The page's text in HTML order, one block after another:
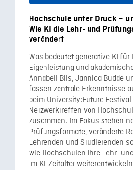
Hochschule unter Druck –
Wie KI die Lehr- und
verändert
Was bedeutet generative KI für
Eigenleistung und
Annabell Bils, Jannica Budde
fassen zentrale Erkenntnisse
beim University:Future
Netzwerktreffen von
zusammen. Im Fokus stehen
Prüfungsformate, veränderte
Lehrenden und Studierenden
wie Hochschulen ihre Lehr-
im KI-Zeitalter